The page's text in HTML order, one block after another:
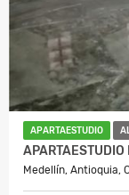
APARTAESTUDIO
APARTAESTUDIO
Medellín, Antioquia,